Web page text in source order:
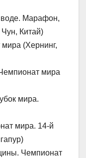
воде. Марафон,
Китай)
(Хернинг,
мира
мира.
мира. 14-й
Чемпионат